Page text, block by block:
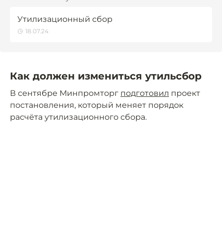
Утилизационный сбор
18.07.24
Как должен измениться утильсбор
В сентябре Минпромторг подготовил проект
постановления, который меняет порядок
расчёта утилизационного сбора.